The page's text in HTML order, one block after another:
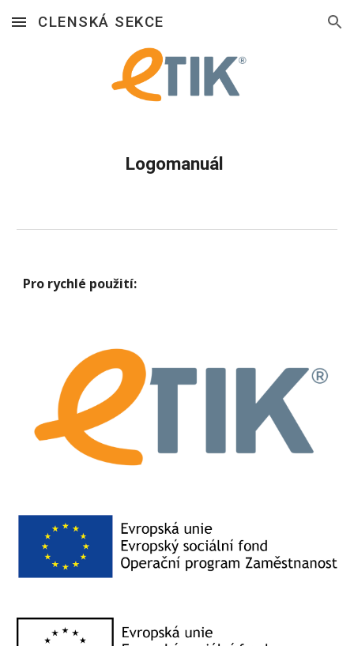
Skip to main content Skip to navigation
CLENSKÁ SEKCE
Logomanuál
Pro rychlé použití: